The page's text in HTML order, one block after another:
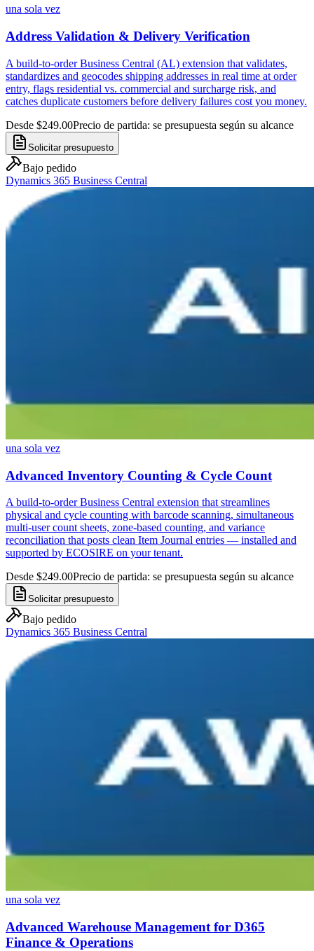
una sola vez
Address Validation & Delivery Verification
A build-to-order Business Central (AL) extension that validates,
standardizes and geocodes shipping addresses in real time at order
entry, flags residential vs. commercial and surcharge risk, and
catches duplicate customers before delivery failures cost you money.
Desde $249.00Precio de partida: se presupuesta según su alcance
Solicitar presupuesto
Bajo pedido
Dynamics 365 Business Central
una sola vez
Advanced Inventory Counting & Cycle Count
A build-to-order Business Central extension that streamlines
physical and cycle counting with barcode scanning, simultaneous
multi-user count sheets, zone-based counting, and variance
reconciliation that posts clean Item Journal entries — installed and
supported by ECOSIRE on your tenant.
Desde $249.00Precio de partida: se presupuesta según su alcance
Solicitar presupuesto
Bajo pedido
Dynamics 365 Business Central
una sola vez
Advanced Warehouse Management for D365
Finance & Operations